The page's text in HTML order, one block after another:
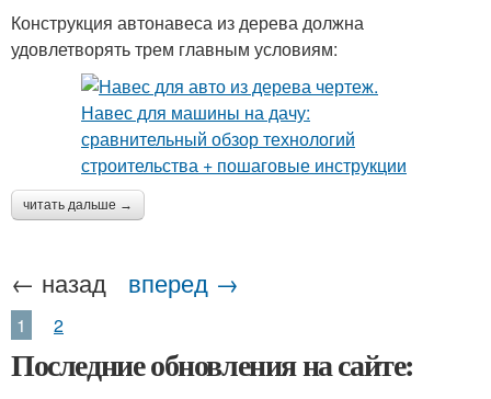
Конструкция автонавеса из дерева должна
удовлетворять трем главным условиям:
читать дальше →
← назад вперед →
1 2
Последние обновления на сайте: